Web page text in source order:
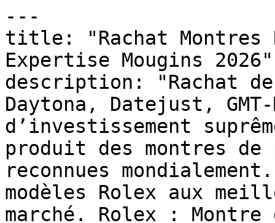
---
title: "Rachat Montres
Expertise Mougins 2026"
description: "Rachat de
Daytona, Datejust,
d’investissement
produit des montres
reconnues
modèles Rolex aux
marché. Rolex : Montre